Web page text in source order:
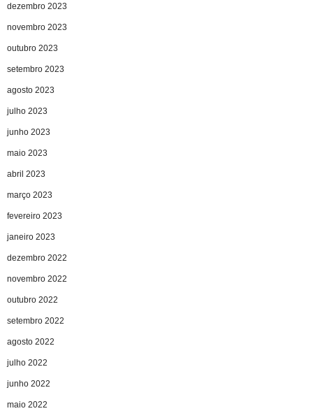
dezembro 2023
novembro 2023
outubro 2023
setembro 2023
agosto 2023
julho 2023
junho 2023
maio 2023
abril 2023
março 2023
fevereiro 2023
janeiro 2023
dezembro 2022
novembro 2022
outubro 2022
setembro 2022
agosto 2022
julho 2022
junho 2022
maio 2022